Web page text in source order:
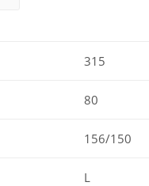
315
80
156/150
L